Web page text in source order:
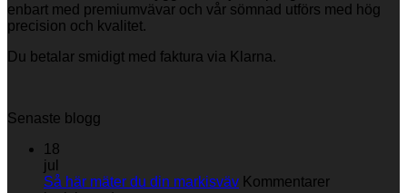
enbart med premiumvävar och vår sömnad utförs med hög
precision och kvalitet.
Du betalar smidigt med faktura via Klarna.
Senaste blogg
18
jul
Så här mäter du din markisväv Kommentarer